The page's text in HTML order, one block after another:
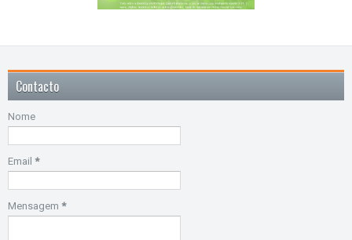
Contacto
Nome
Email *
Mensagem *